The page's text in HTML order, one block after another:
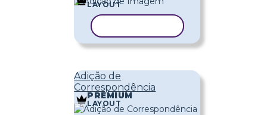
LAYOUT
Adição de
Correspondência
PREMIUM
LAYOUT